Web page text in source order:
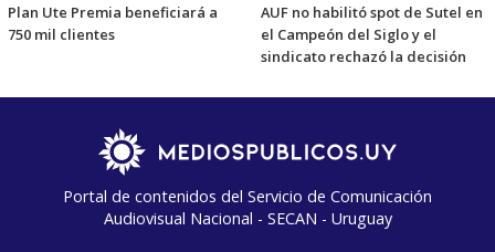
Plan Ute Premia beneficiará a
750 mil clientes
AUF no habilitó spot de Sutel en
el Campeón del Siglo y el
sindicato rechazó la decisión
Portal de contenidos del Servicio de Comunicación
Audiovisual Nacional - SECAN - Uruguay